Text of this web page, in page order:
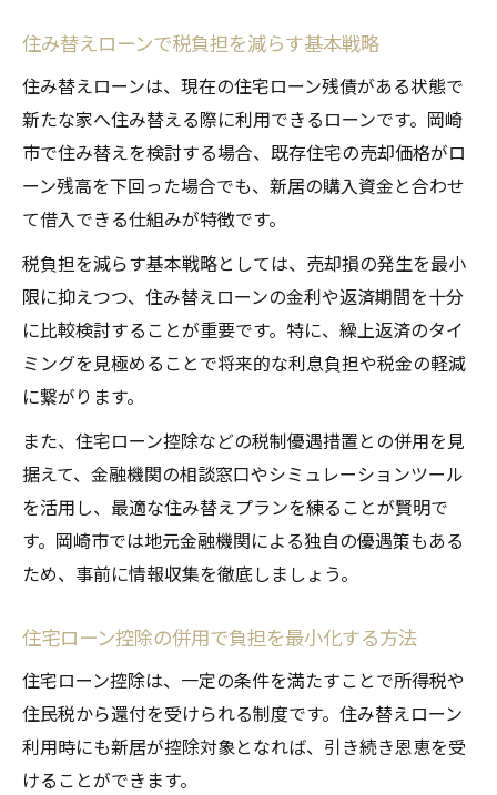
住み替えで住宅ローン控除を継続する条件
控除額の変化と住み替えローンの関係性
住み替え時に見落としやすい注意点とは
住み替えローンと年末調整の連携ポイント
岡崎市で利用できる住み替えローン戦略とは
岡崎市で有利な住み替えローンの選び方
住み替えローンと控除の条件を徹底比較
税負担軽減を目指す住み替えローン活用術
岡崎市の支援制度と住み替えローンの関係
住み替えローン活用時の書類準備のポイン
ト
住み替えにおける控除の2回目利用は可能か
住み替えローン時の控除2回目利用条件
住宅ローン控除の複数回活用の注意点
住み替えで控除2回目が認められるケース
引っ越し助成金を活かした新生活の始め方
住み替えローンと助成金併用のコツ
住宅ローン控除と引っ越し助成金の違い
住み替えローンで税負担を減らす基本戦略
住み替えローンは、現在の住宅ローン残債がある状態で
新たな家へ住み替える際に利用できるローンです。岡崎
市で住み替えを検討する場合、既存住宅の売却価格がロ
ーン残高を下回った場合でも、新居の購入資金と合わせ
て借入できる仕組みが特徴です。
税負担を減らす基本戦略としては、売却損の発生を最小
限に抑えつつ、住み替えローンの金利や返済期間を十分
に比較検討することが重要です。特に、繰上返済のタイ
ミングを見極めることで将来的な利息負担や税金の軽減
に繋がります。
また、住宅ローン控除などの税制優遇措置との併用を見
据えて、金融機関の相談窓口やシミュレーションツール
を活用し、最適な住み替えプランを練ることが賢明で
す。岡崎市では地元金融機関による独自の優遇策もある
ため、事前に情報収集を徹底しましょう。
住宅ローン控除の併用で負担を最小化する方法
住宅ローン控除は、一定の条件を満たすことで所得税や
住民税から還付を受けられる制度です。住み替えローン
利用時にも新居が控除対象となれば、引き続き恩恵を受
けることができます。